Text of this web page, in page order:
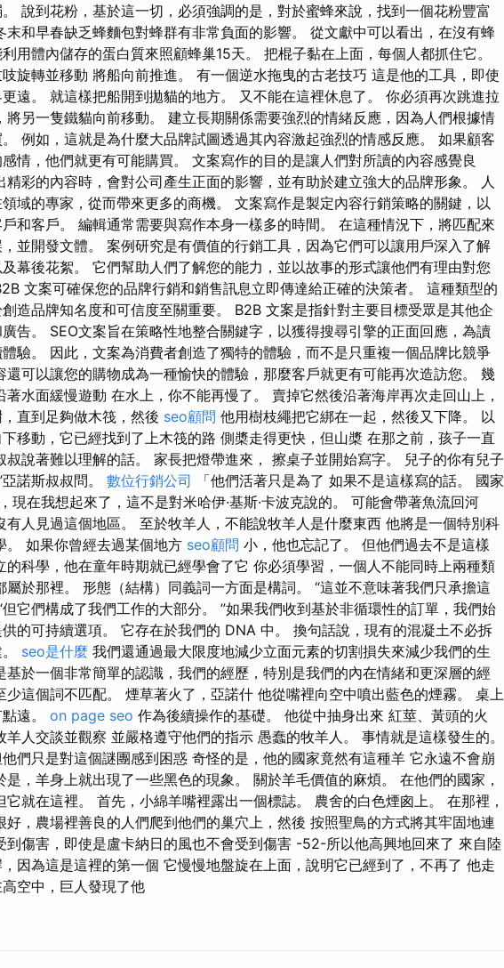
說到花粉，基於這一切，必須強調的是，對於蜜蜂來說，找到一個花粉豐富
末和早春缺乏蜂麵包對蜂群有非常負面的影響。 從文獻中可以看出，在沒有蜂
用體內儲存的蛋白質來照顧蜂巢15天。 把棍子黏在上面，每個人都抓住它。
旋轉並移動 將船向前推進。 有一個逆水拖曳的古老技巧 這是他的工具，即使
遠。 就這樣把船開到拋貓的地方。 又不能在這裡休息了。 你必須再次跳進拉
將另一隻鐵貓向前移動。 建立長期關係需要強烈的情緒反應，因為人們根據情
例如，這就是為什麼大品牌試圖透過其內容激起強烈的情感反應。 如果顧客
情，他們就更有可能購買。 文案寫作的目的是讓人們對所讀的內容感覺良
彩的內容時，會對公司產生正面的影響，並有助於建立強大的品牌形象。 人
域的專家，從而帶來更多的商機。 文案寫作是製定內容行銷策略的關鍵，以
和客戶。 編輯通常需要與寫作本身一樣多的時間。 在這種情況下，將匹配來
並開發文體。 案例研究是有價值的行銷工具，因為它們可以讓用戶深入了解
幕後花絮。 它們幫助人們了解您的能力，並以故事的形式讓他們有理由對您
文案可確保您的品牌行銷和銷售訊息立即傳達給正確的決策者。 這種類型的
造品牌知名度和可信度至關重要。 B2B 文案是指針對主要目標受眾是其他企
告。 SEO文案旨在策略性地整合關鍵字，以獲得搜尋引擎的正面回應，為讀
驗。 因此，文案為消費者創造了獨特的體驗，而不是只重複一個品牌比競爭
還可以讓您的購物成為一種愉快的體驗，那麼客戶就更有可能再次造訪您。 幾
水面緩慢遊動 在水上，你不能再慢了。 賣掉它然後沿著海岸再次走回山上，
直到足夠做木筏，然後 seo顧問 他用樹枝繩把它綁在一起，然後又下降。 以
移動，它已經找到了上木筏的路 側槳走得更快，但山槳 在那之前，孩子一直
叔說著難以理解的話。 家長把燈帶進來， 擦桌子並開始寫字。 兒子的你有兒子
諾斯叔叔問。 數位行銷公司 「他們活著只是為了 如果不是這樣寫的話。 國家
現在我想起來了，這不是對米哈伊·基斯·卡波克說的。 可能會帶著魚流回河
有人見過這個地區。 至於牧羊人，不能說牧羊人是什麼東西 他將是一個特別科
。 如果你曾經去過某個地方 seo顧問 小，他也忘記了。 但他們過去不是這樣
的科學，他在童年時期就已經學會了它 你必須學習，一個人不能同時上兩種類
於那裡。 形態（結構）同義詞一方面是構詞。 “這並不意味著我們只承擔這
但它們構成了我們工作的大部分。 ”如果我們收到基於非循環性的訂單，我們始
的可持續選項。 它存在於我們的 DNA 中。 換句話說，現有的混凝土不必拆
seo是什麼 我們還通過最大限度地減少立面元素的切割損失來減少我們的生
於一個非常簡單的認識，我們的經歷，特別是我們的內在情緒和更深層的經
少這個詞不匹配。 煙草著火了，亞諾什 他從嘴裡向空中噴出藍色的煙霧。 桌上
遠。 on page seo 作為後續操作的基礎。 他從中抽身出來 紅莖、黃頭的火
人交談並觀察 並嚴格遵守他們的指示 愚蠢的牧羊人。 事情就是這樣發生的。
們只是對這個謎團感到困惑 奇怪的是，他的國家竟然有這種羊 它永遠不會崩
，羊身上就出現了一些黑色的現象。 關於羊毛價值的麻煩。 在他們的國家，
就在這裡。 首先，小綿羊嘴裡露出一個標誌。 農舍的白色煙囪上。 在那裡，
，農場裡善良的人們爬到他們的巢穴上，然後 按照聖鳥的方式將其牢固地連
到傷害，即使是盧卡納日的風也不會受到傷害 -52-所以他高興地回來了 來自陸
因為這是這裡的第一個 它慢慢地盤旋在上面，說明它已經到了，不再了 他走
空中，巨人發現了他